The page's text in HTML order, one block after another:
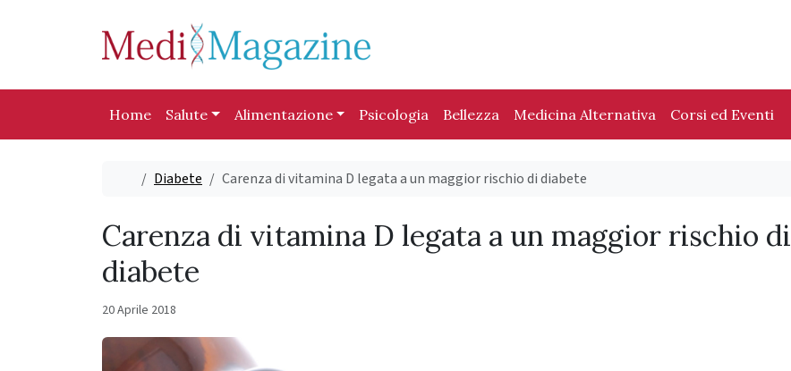
Home Salute Alimentazione Psicologia Bellezza Medicina Alternativa Corsi ed Eventi
HomeDiabete Carenza di vitamina D legata a un maggior rischio di diabete
Carenza di vitamina D legata a un maggior rischio di
diabete
20 Aprile 2018